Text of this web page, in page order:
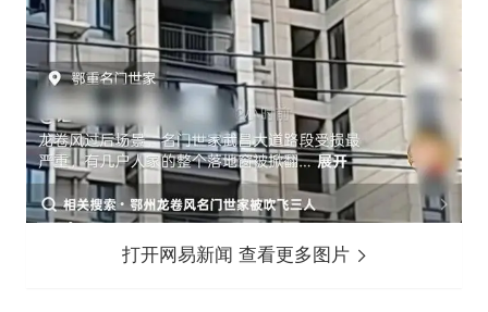
打开网易新闻 查看更多图片